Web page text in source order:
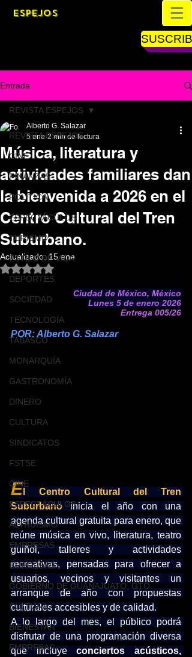
ESPEJOS
Entrada
REVISTA ESPEJOS
CINE
FINANZAS
POLÍTICA
ESPECTÁCULOS
TURISMO
ESTILO DE VIDA
DEPORTES
SOCIEDAD
TECNOLOGÍA
TABASCO
MONARQUÍA
GASTRONOMÍA
DINERO
CULTURA
SINDICATOS
FSTSE
CINE
ESPECTÁCULOS
ALTRUISMO
EMPRESAS
EMPRESAS
GOBIERNO DE GUANAJUATO, GTO
CULTURA
BIENESTAR
EMPRESAS
REVISTA ESPEJOS
Música, literatura y
actividades familiares dan
la bienvenida a 2026 en el
Centro Cultural del Tren
Suburbano.
Alberto G. Salazar
5 ene 2 min de lectura
Actualizado:15 ene
Obtuvo NaN de 5 estrellas.
Ciudad de México, México
Lunes 5 de enero 2026
Entrega 005/26
POR: Alberto G. Salazar
E l Centro Cultural del Tren
Suburbano inicia el año con una
agenda cultural gratuita para enero, que
reúne música en vivo, literatura, teatro
guiñol, talleres y actividades
recreativas, pensadas para ofrecer a
usuarios, vecinos y visitantes un
arranque de año con propuestas
culturales accesibles y de calidad.
A lo largo del mes, el público podrá
disfrutar de una programación diversa
que incluye conciertos acústicos,